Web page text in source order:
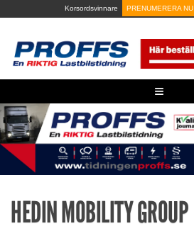
to
Korsordsvinnare PRENUMERERA NU
≡
HEDIN MOBILITY GROUP